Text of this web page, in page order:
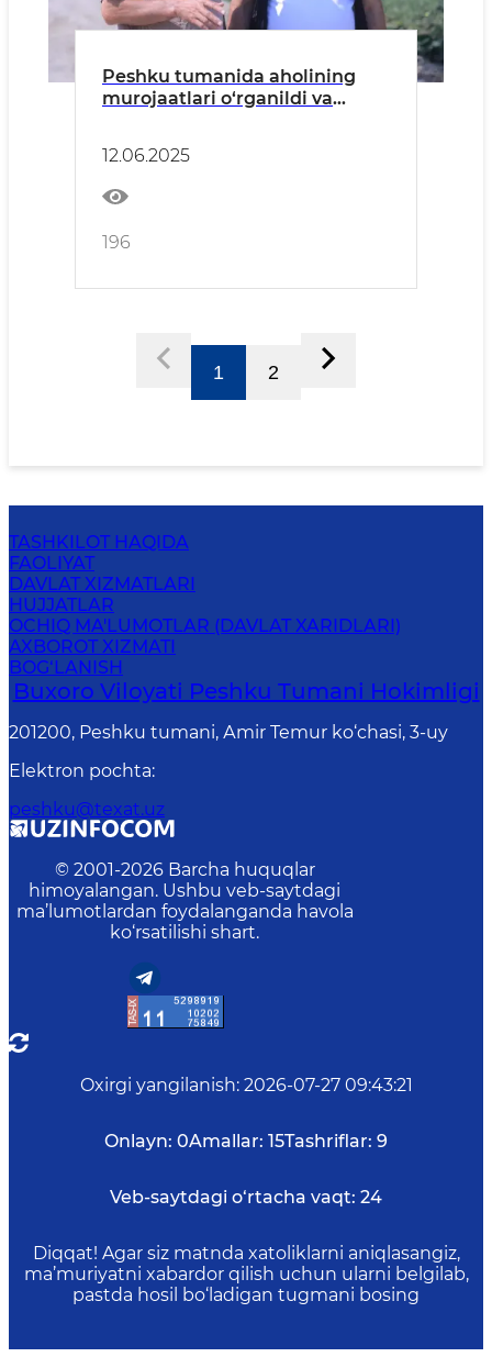
Peshku tumanida aholining
murojaatlari o‘rganildi va
12.06.2025
196
1 2
TASHKILOT HAQIDA
FAOLIYAT
DAVLAT XIZMATLARI
HUJJATLAR
OCHIQ MA'LUMOTLAR (DAVLAT XARIDLARI)
AXBOROT XIZMATI
BOG‘LANISH
Buxoro Viloyati Peshku Tumani Hokimligi
201200, Peshku tumani, Аmir Temur ko‘chasi, 3-uy
Elektron pochta:
peshku@texat.uz
© 2001-2026 Barcha huquqlar
himoyalangan. Ushbu veb-saytdagi
ma’lumotlardan foydalanganda havola
ko‘rsatilishi shart.
Oxirgi yangilanish: 2026-07-27 09:43:21
Onlayn: 0Amallar: 15Tashriflar: 9
Veb-saytdagi o‘rtacha vaqt: 24
Diqqat! Agar siz matnda xatoliklarni aniqlasangiz,
ma’muriyatni xabardor qilish uchun ularni belgilab,
pastda hosil bo‘ladigan tugmani bosing